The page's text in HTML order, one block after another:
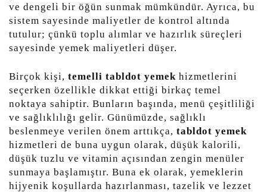
ve dengeli bir öğün sunmak mümkündür. Ayrıca, bu
sistem sayesinde maliyetler de kontrol altında
tutulur; çünkü toplu alımlar ve hazırlık süreçleri
sayesinde yemek maliyetleri düşer.
Birçok kişi, temelli tabldot yemek hizmetlerini
seçerken özellikle dikkat ettiği birkaç temel
noktaya sahiptir. Bunların başında, menü çeşitliliği
ve sağlıklılığı gelir. Günümüzde, sağlıklı
beslenmeye verilen önem arttıkça, tabldot yemek
hizmetleri de buna uygun olarak, düşük kalorili,
düşük tuzlu ve vitamin açısından zengin menüler
sunmaya başlamıştır. Buna ek olarak, yemeklerin
hijyenik koşullarda hazırlanması, tazelik ve lezzet